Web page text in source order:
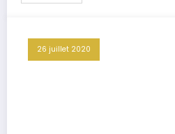
26 juillet 2020